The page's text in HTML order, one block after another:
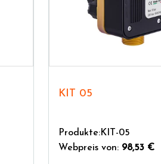
KIT 05
Produkte:KIT-05
Webpreis von: 98,53 €